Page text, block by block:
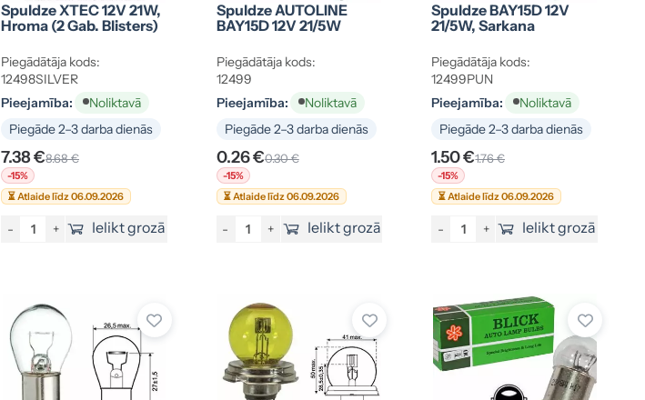
Spuldze XTEC 12V 21W,
Hroma (2 Gab. Blisters)
Piegādātāja kods:
12498SILVER
Pieejamība:
Noliktavā
Piegāde 2–3 darba dienās
7.38 €8.68 €
-15%
⏳ Atlaide līdz 06.09.2026
- + Ielikt grozā
Spuldze AUTOLINE
BAY15D 12V 21/5W
Piegādātāja kods:
12499
Pieejamība:
Noliktavā
Piegāde 2–3 darba dienās
0.26 €0.30 €
-15%
⏳ Atlaide līdz 06.09.2026
- + Ielikt grozā
Spuldze BAY15D 12V
21/5W, Sarkana
Piegādātāja kods:
12499PUN
Pieejamība:
Noliktavā
Piegāde 2–3 darba dienās
1.50 €1.76 €
-15%
⏳ Atlaide līdz 06.09.2026
- + Ielikt grozā